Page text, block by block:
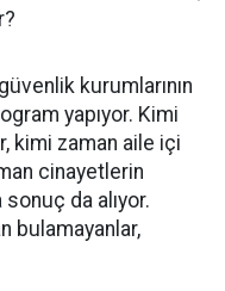
kurumlarının
yapıyor. Kimi
kimi zaman aile içi
cinayetlerin
sonuç da alıyor.
bulamayanlar,